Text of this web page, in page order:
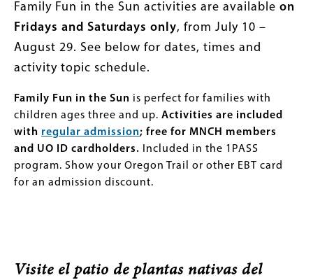
Family Fun in the Sun activities are available on
Fridays and Saturdays only, from July 10 –
August 29. See below for dates, times and
activity topic schedule.
Family Fun in the Sun is perfect for families with
children ages three and up. Activities are included
with regular admission; free for MNCH members
and UO ID cardholders. Included in the 1PASS
program. Show your Oregon Trail or other EBT card
for an admission discount.
Visite el patio de plantas nativas del